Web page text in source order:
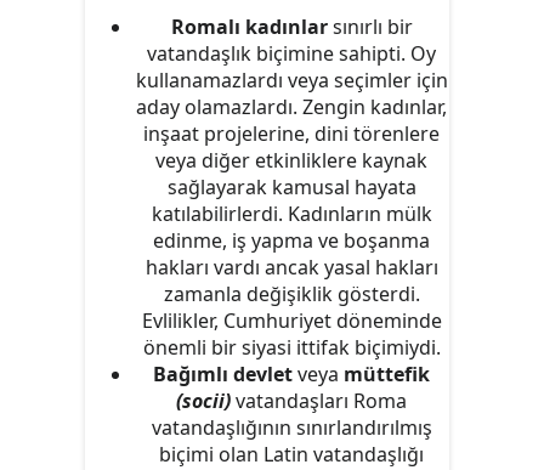
statüdür.Romalı kadınlarsınırlı bir
vatandaşlık biçimine sahipti. Oy
kullanamazlardı veya seçimler için
aday olamazlardı. Zengin kadınlar,
inşaat projelerine, dini törenlere
veya diğer etkinliklere kaynak
sağlayarak kamusal hayata
katılabilirlerdi. Kadınların mülk
edinme, iş yapma ve boşanma
hakları vardı ancak yasal hakları
zamanla değişiklik gösterdi.
Evlilikler, Cumhuriyet döneminde
önemli bir siyasi ittifak biçimiydi.
Bağımlı devletveya müttefik
(socii)vatandaşları Roma
vatandaşlığının sınırlandırılmış
biçimi olan Latin vatandaşlığı